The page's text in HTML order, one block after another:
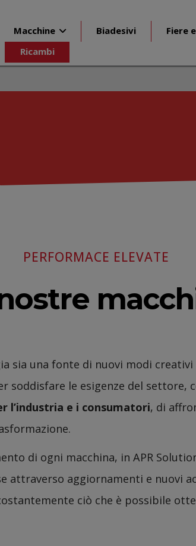
Macchine Biadesivi Fiere
Ricambi
PERFORMACE ELEVATE
sia una fonte di nuovi modi
soddisfare le esigenze del settore,
l’industria e i consumatori, di
di ogni macchina, in APR
attraverso aggiornamenti e nuovi
ciò che è possibile